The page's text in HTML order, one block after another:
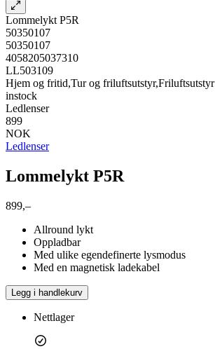
Lommelykt P5R
50350107
50350107
4058205037310
LL503109
Hjem og fritid,Tur og friluftsutstyr,Friluftsutstyr
instock
Ledlenser
899
NOK
Ledlenser
Lommelykt P5R
899,–
Allround lykt
Oppladbar
Med ulike egendefinerte lysmodus
Med en magnetisk ladekabel
Legg i handlekurv
Nettlager